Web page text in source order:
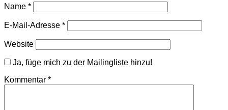
Name *
E-Mail-Adresse *
Website
Ja, füge mich zu der Mailingliste hinzu!
Kommentar *